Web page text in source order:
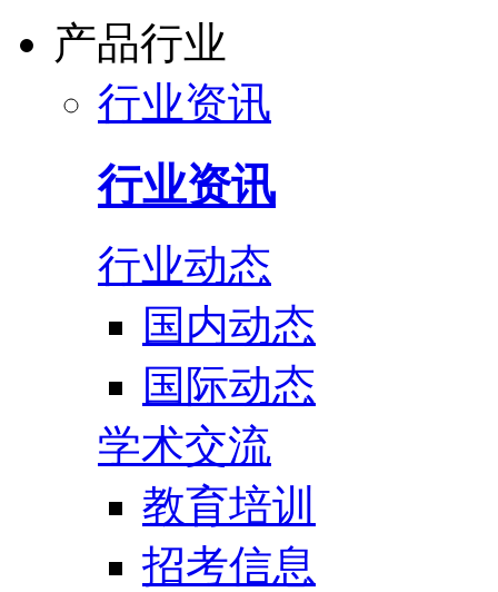
产品行业
行业资讯
行业资讯
行业动态
国内动态
国际动态
学术交流
教育培训
招考信息